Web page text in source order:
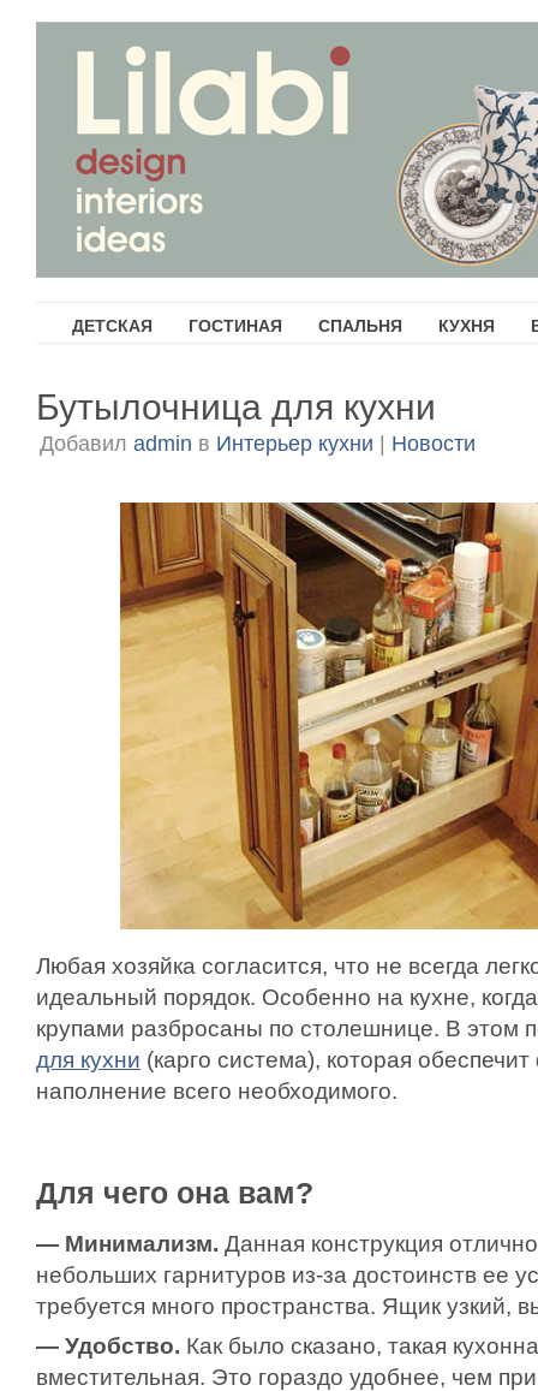
ДЕТСКАЯ ГОСТИНАЯ СПАЛЬНЯ КУХНЯ
Бутылочница для кухни
Добавил admin в Интерьер кухни Новости
Любая хозяйка согласится, что не всегда
идеальный порядок. Особенно на кухне,
крупами разбросаны по столешнице. В этом
для кухни (карго система), которая
наполнение всего необходимого.
Для чего она вам?
— Минимализм. Данная конструкция
небольших гарнитуров из-за достоинств ее
требуется много пространства. Ящик узкий,
— Удобство. Как было сказано, такая
вместительная. Это гораздо удобнее, чем